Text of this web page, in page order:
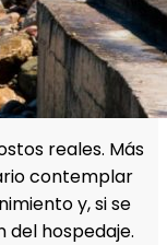
reales. Más
contemplar
y, si se
del hospedaje.